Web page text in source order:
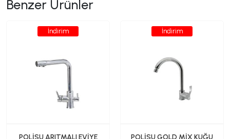
Benzer Ürünler
İndirim
POLİSU ARITMALI EVİYE
İndirim
POLİSU GOLD MİX KUĞU